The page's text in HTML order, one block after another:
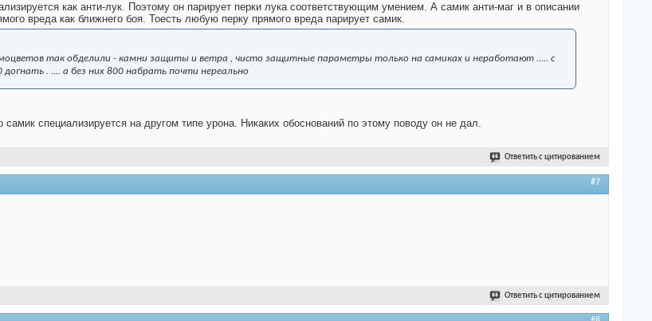
как анти-лук. Поэтому он парирует перки лука соответствующим умением. А самик анти-маг и в описании
вреда как ближнего боя. Тоесть любую перку прямого вреда парирует самик.
так обделили - камни защиты и ветра , чисто защитные параметры только на самиках и неработают ..... с
. .... а без них 800 набрать почти нереально
специализируется на другом типе урона. Никаких обоснований по этому поводу он не дал.
Ответить с цитированием
#7
Ответить с цитированием